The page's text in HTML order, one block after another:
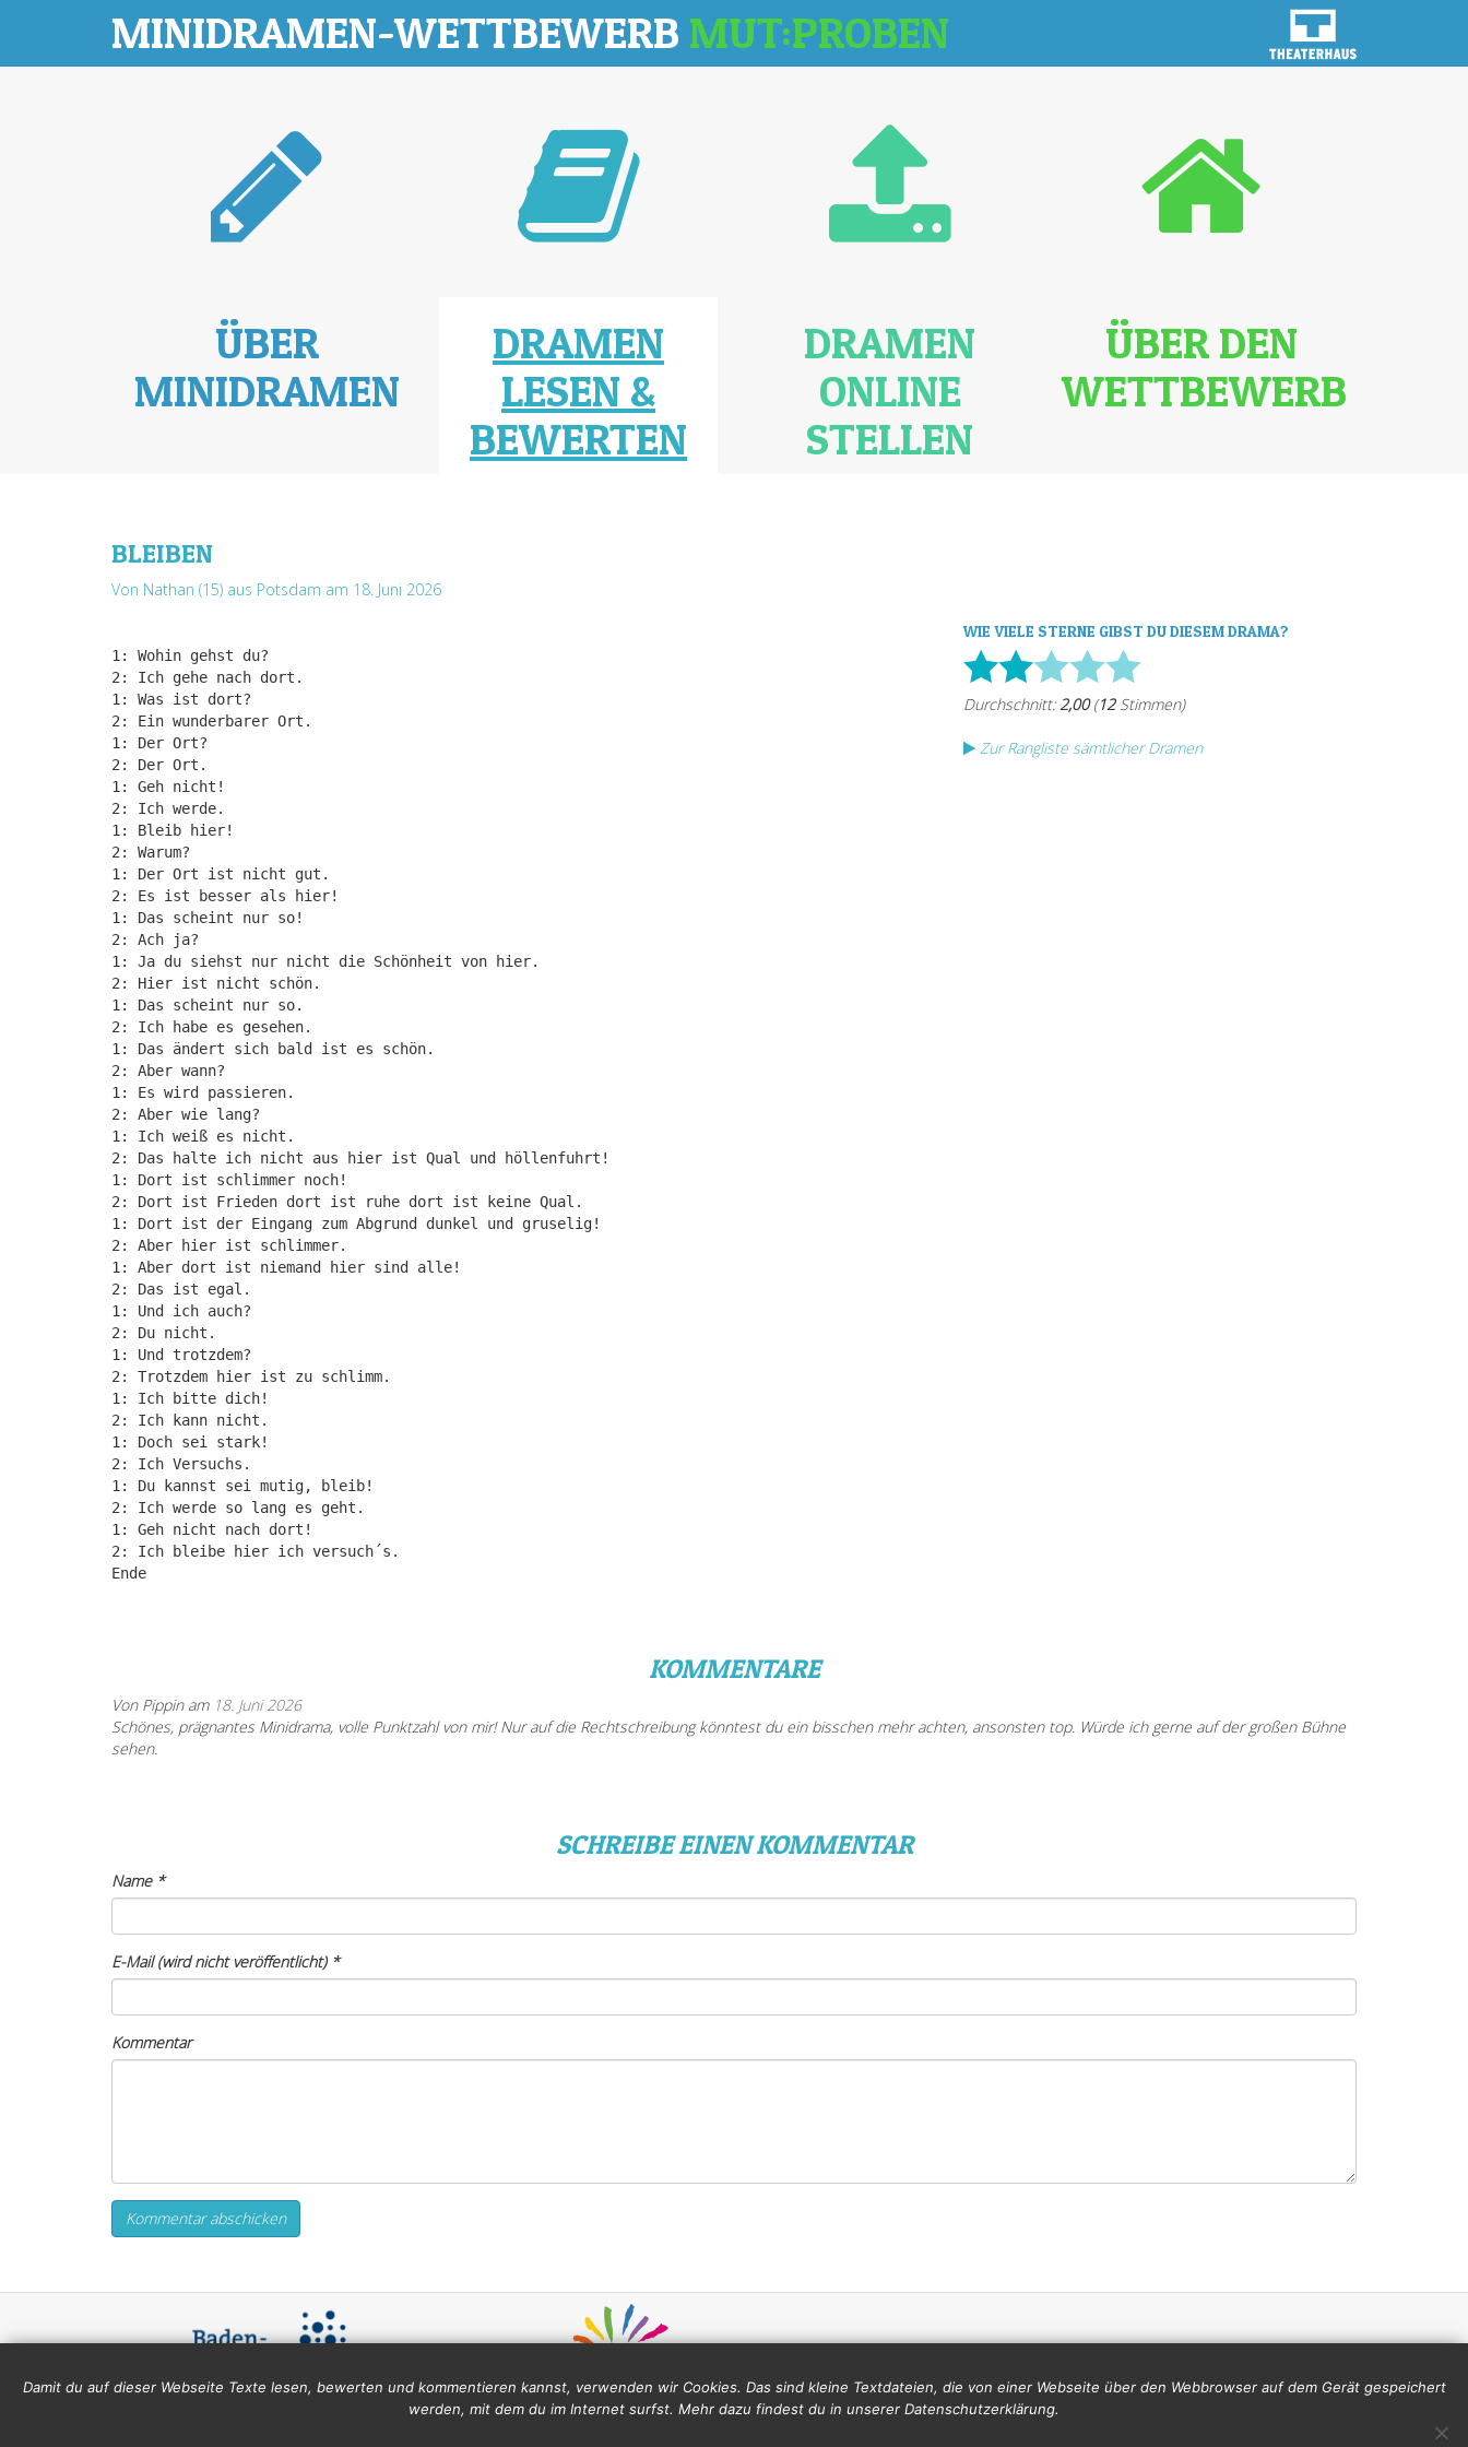
MINIDRAMEN-WETTBEWERB MUT:PROBEN
ÜBER
MINIDRAMEN
DRAMEN
LESEN &
BEWERTEN
DRAMEN
ONLINE
STELLEN
ÜBER DEN
WETTBEWERB
BLEIBEN
Von Nathan (15) aus Potsdam am 18. Juni 2026
1: Wohin gehst du?
2: Ich gehe nach dort.
1: Was ist dort?
2: Ein wunderbarer Ort.
1: Der Ort?
2: Der Ort.
1: Geh nicht!
2: Ich werde.
1: Bleib hier!
2: Warum?
1: Der Ort ist nicht gut.
2: Es ist besser als hier!
1: Das scheint nur so!
2: Ach ja?
1: Ja du siehst nur nicht die Schönheit von hier.
2: Hier ist nicht schön.
1: Das scheint nur so.
2: Ich habe es gesehen.
1: Das ändert sich bald ist es schön.
2: Aber wann?
1: Es wird passieren.
2: Aber wie lang?
1: Ich weiß es nicht.
2: Das halte ich nicht aus hier ist Qual und höllenfuhrt!
1: Dort ist schlimmer noch!
2: Dort ist Frieden dort ist ruhe dort ist keine Qual.
1: Dort ist der Eingang zum Abgrund dunkel und gruselig!
2: Aber hier ist schlimmer.
1: Aber dort ist niemand hier sind alle!
2: Das ist egal.
1: Und ich auch?
2: Du nicht.
1: Und trotzdem?
2: Trotzdem hier ist zu schlimm.
1: Ich bitte dich!
2: Ich kann nicht.
1: Doch sei stark!
2: Ich Versuchs.
1: Du kannst sei mutig, bleib!
2: Ich werde so lang es geht.
1: Geh nicht nach dort!
2: Ich bleibe hier ich versuch´s.
Ende
WIE VIELE STERNE GIBST DU DIESEM DRAMA?
Zur Rangliste sämtlicher Dramen
KOMMENTARE
Von Pippin am 18. Juni 2026
Schönes, prägnantes Minidrama, volle Punktzahl von mir! Nur auf die Rechtschreibung könntest du ein bisschen mehr achten, ansonsten top. Würde ich gerne auf der großen Bühne
sehen.
SCHREIBE EINEN KOMMENTAR
Name*
E-Mail (wird nicht veröffentlicht)*
Kommentar
Damit du auf dieser Webseite Texte lesen, bewerten und kommentieren kannst, verwenden wir Cookies. Das sind kleine Textdateien, die von einer Webseite über den Webbrowser auf dem Gerät gespeichert
werden, mit dem du im Internet surfst. Mehr dazu findest du in unserer Datenschutzerklärung.